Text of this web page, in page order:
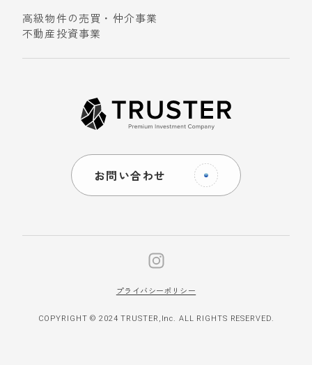
高級物件の売買・仲介事業
不動産投資事業
お問い合わせ
COPYRIGHT © 2024 TRUSTER,Inc. ALL RIGHTS RESERVED.
プライバシーポリシー